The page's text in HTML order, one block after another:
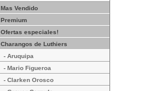
Mas Vendido
Premium
Ofertas especiales!
Charangos de Luthiers
- Aruquipa
- Mario Figueroa
- Clarken Orosco